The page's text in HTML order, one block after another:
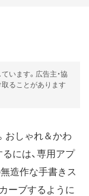
います。広告主・協
ることがあります
おしゃれ＆かわ
には、専用アプ
造作な手書きス
ーブするように